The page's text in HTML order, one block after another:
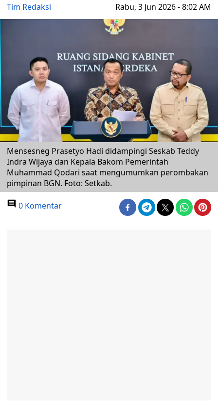
Tim Redaksi Rabu, 3 Jun 2026 - 8:02 AM
Mensesneg Prasetyo Hadi didampingi Seskab Teddy
Indra Wijaya dan Kepala Bakom Pemerintah
Muhammad Qodari saat mengumumkan perombakan
pimpinan BGN. Foto: Setkab.
0 Komentar